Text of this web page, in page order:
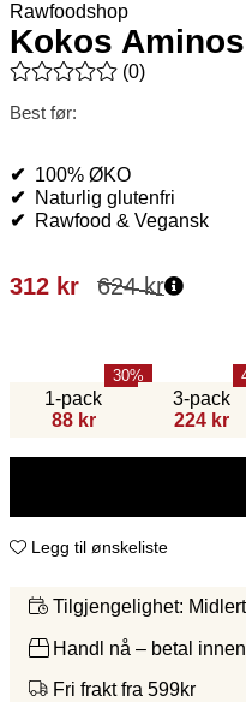
Rawfoodshop
Kokos
Gjennomsnittlig rangering
(0)
Best før:
✔ 100% ØKO
✔
Naturlig glutenfri
✔
Rawfood & Vegansk
624kr
312 kr
1-pack
88 kr
30
3-pack
224 kr
Legg til ønskeliste
Tilgjengelighet:
Handl nå – betal
Fri frakt fra 599kr